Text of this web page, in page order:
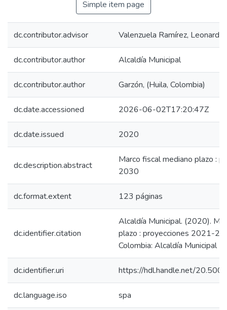
Simple item page
dc.contributor.advisor Valenzuela Ramírez, Leonardo
dc.contributor.author Alcaldía Municipal
dc.contributor.author Garzón, (Huila, Colombia)
dc.date.accessioned 2026-06-02T17:20:47Z
dc.date.issued 2020
dc.description.abstract
Marco fiscal mediano plazo :
2030
dc.format.extent 123 páginas
dc.identifier.citation
Alcaldía Municipal. (2020).
plazo : proyecciones 2021-
Colombia: Alcaldía Municipal
dc.identifier.uri https://hdl.handle.net/
dc.language.iso spa